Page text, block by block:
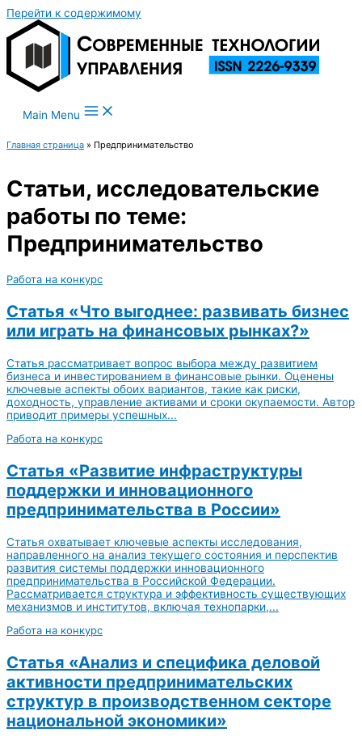
Перейти к содержимому
Main Menu
Главная страница » Предпринимательство
Статьи, исследовательские
работы по теме:
Предпринимательство
Работа на конкурс
Статья «Что выгоднее: развивать бизнес
или играть на финансовых рынках?»
Статья рассматривает вопрос выбора между развитием
бизнеса и инвестированием в финансовые рынки. Оценены
ключевые аспекты обоих вариантов, такие как риски,
доходность, управление активами и сроки окупаемости. Автор
приводит примеры успешных...
Работа на конкурс
Статья «Развитие инфраструктуры
поддержки и инновационного
предпринимательства в России»
Статья охватывает ключевые аспекты исследования,
направленного на анализ текущего состояния и перспектив
развития системы поддержки инновационного
предпринимательства в Российской Федерации.
Рассматривается структура и эффективность существующих
механизмов и институтов, включая технопарки,...
Работа на конкурс
Статья «Анализ и специфика деловой
активности предпринимательских
структур в производственном секторе
национальной экономики»